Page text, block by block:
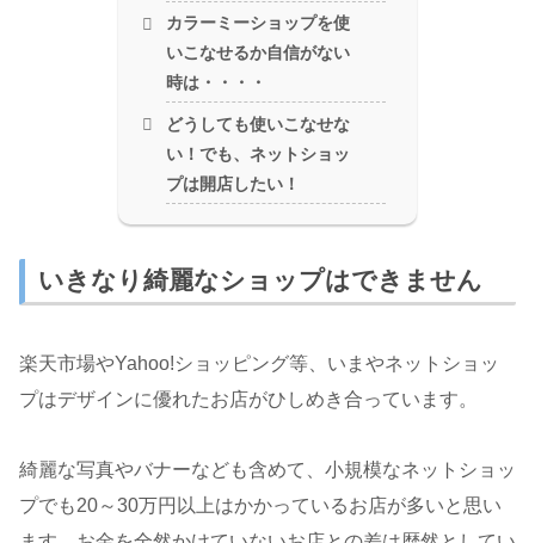
カラーミーショップを使
いこなせるか自信がない
時は・・・・
どうしても使いこなせな
い！でも、ネットショッ
プは開店したい！
いきなり綺麗なショップはできません
楽天市場やYahoo!ショッピング等、いまやネットショッ
プはデザインに優れたお店がひしめき合っています。
綺麗な写真やバナーなども含めて、小規模なネットショッ
プでも20～30万円以上はかかっているお店が多いと思い